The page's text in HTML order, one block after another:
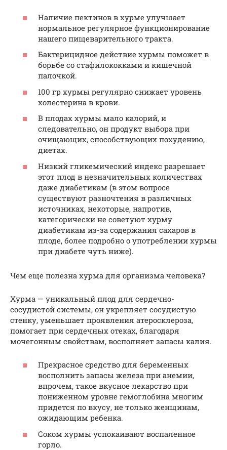
Наличие пектинов в хурме улучшает
нормальное регулярное функционирование
нашего пищеварительного тракта.
Бактерицидное действие хурмы поможет в
борьбе со стафилококками и кишечной
палочкой.
100 гр хурмы регулярно снижает уровень
холестерина в крови.
В плодах хурмы мало калорий, и
следовательно, он продукт выбора при
очищающих, способствующих похудению,
диетах.
Низкий гликемический индекс разрешает
этот плод в незначительных количествах
даже диабетикам (в этом вопросе
существуют разночтения в различных
источниках, некоторые, напротив,
категорически не советуют хурму
диабетикам из-за содержания сахаров в
плоде, более подробно о употреблении хурмы
при диабете чуть ниже).
Чем еще полезна хурма для организма человека?
Хурма — уникальный плод для сердечно-
сосудистой системы, он укрепляет сосудистую
стенку, уменьшает проявления атеросклероза,
помогает при сердечных отеках, благодаря
мочегонным свойствам, восполняет запасы калия.
Прекрасное средство для беременных
восполнить запасы железа при анемии,
впрочем, такое вкусное лекарство при
пониженном уровне гемоглобина многим
придется по вкусу, не только женщинам,
ожидающим ребенка.
Соком хурмы успокаивают воспаленное
горло.